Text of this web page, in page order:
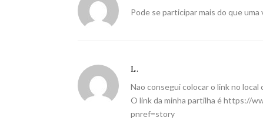
Pode se participar mais do que uma
L.
Nao consegui colocar o link no
O link da minha partilha éhttps://
pnref=story